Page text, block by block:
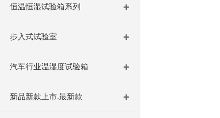
恒温恒湿试验箱系列
步入式试验室
汽车行业温湿度试验箱
新品新款上市.最新款